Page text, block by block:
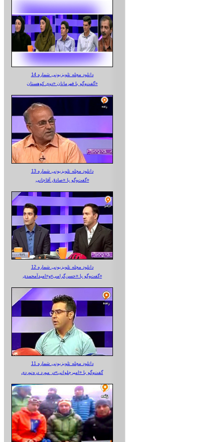
دانلود مجله تلویزیونی شماره 14
گفت‌وگو با قهرمانان «دوی کوهستان»
دانلود مجله تلویزیونی شماره 13
گفت‌وگو با «صادق آقاجانی»
دانلود مجله تلویزیونی شماره 12
گفت‌وگو با «حسن‌گرامی»و«امیدآمحمدی»
دانلود مجله تلویزیونی شماره 11
گفت‌وگو با «امیرجلوانی»در مورد دره‌نوردی